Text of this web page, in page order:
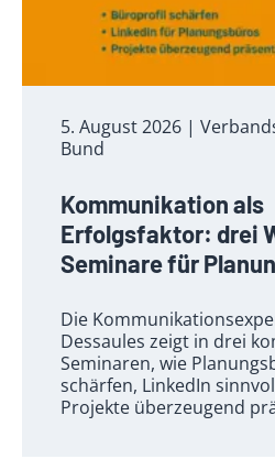
5. August 2026 |
Bund
Kommunikation als
Erfolgsfaktor: drei
Seminare für
Die
Dessaules zeigt in drei
Seminaren, wie
schärfen, LinkedIn
Projekte überzeugend